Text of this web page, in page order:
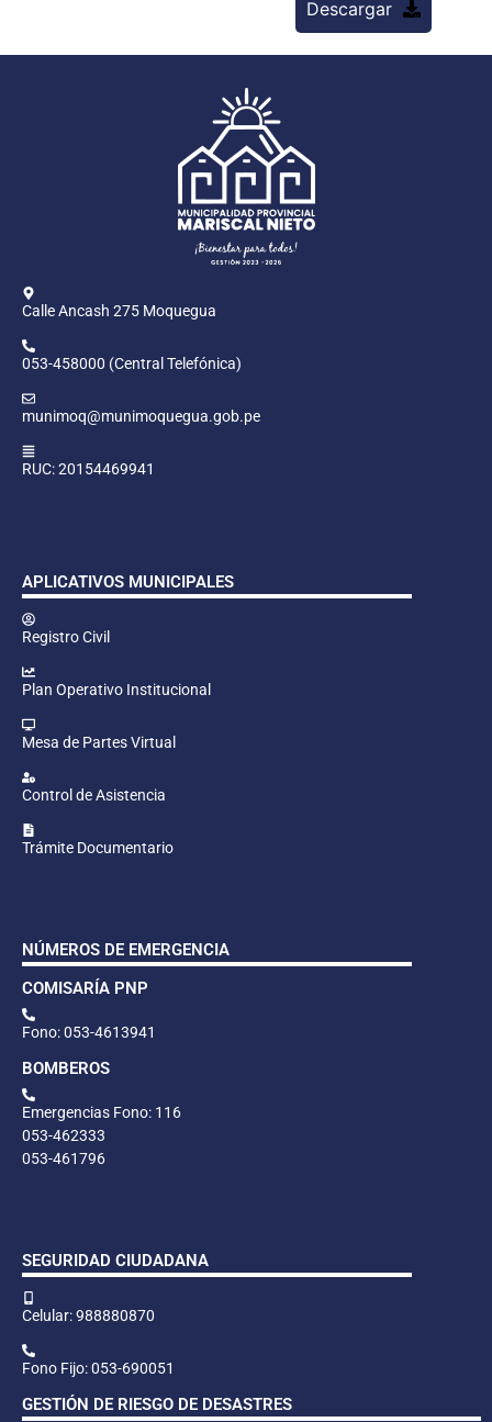
Descargar
Calle Ancash 275 Moquegua
053-458000 (Central Telefónica)
munimoq@munimoquegua.gob.pe
RUC: 20154469941
APLICATIVOS MUNICIPALES
Registro Civil
Plan Operativo Institucional
Mesa de Partes Virtual
Control de Asistencia
Trámite Documentario
NÚMEROS DE EMERGENCIA
COMISARÍA PNP
Fono: 053-4613941
BOMBEROS
Emergencias Fono: 116
053-462333
053-461796
SEGURIDAD CIUDADANA
Celular: 988880870
Fono Fijo: 053-690051
GESTIÓN DE RIESGO DE DESASTRES